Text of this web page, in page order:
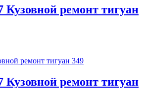
Кузовной ремонт тигуан
Кузовной ремонт тигуан